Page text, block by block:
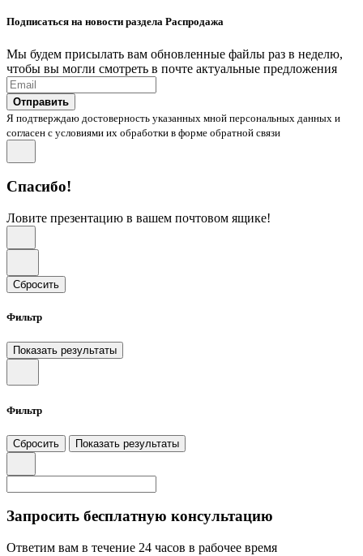
Подписаться на новости раздела Распродажа
Мы будем присылать вам обновленные файлы раз в неделю,
чтобы вы могли смотреть в почте актуальные предложения
Отправить
Я подтверждаю достоверность указанных мной персональных данных и
согласен с условиями их обработки в форме обратной связи
Спасибо!
Ловите презентацию в вашем почтовом ящике!
Сбросить
Фильтр
Показать результаты
Фильтр
Сбросить Показать результаты
Запросить бесплатную консультацию
Ответим вам в течение 24 часов в рабочее время